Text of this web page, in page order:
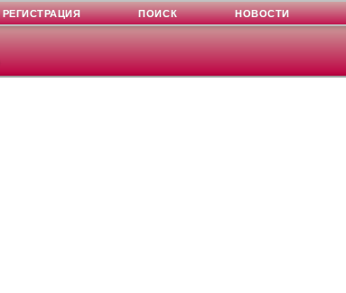
РЕГИСТРАЦИЯ ПОИСК НОВОСТИ